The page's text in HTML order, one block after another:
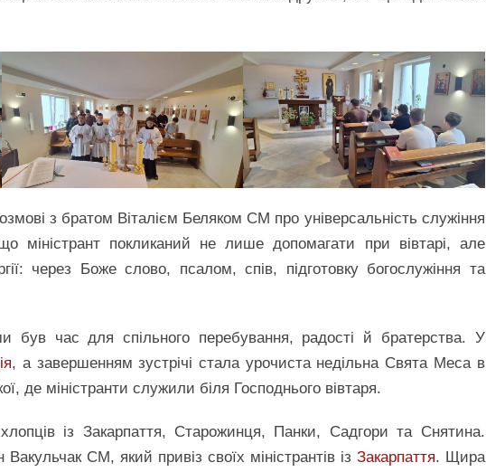
з братом Віталієм Беляком СМ про універсальність служіння
міністрант покликаний не лише допомагати при вівтарі, але
через Боже слово, псалом, спів, підготовку богослужіння та
був час для спільного перебування, радості й братерства. У
, а завершенням зустрічі стала урочиста недільна Свята Меса в
де міністранти служили біля Господнього вівтаря.
із Закарпаття, Старожинця, Панки, Садгори та Снятина.
СМ, який привіз своїх міністрантів із Закарпаття. Щира